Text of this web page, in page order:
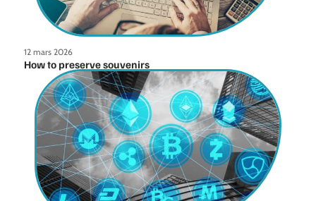
12 mars 2026
How to preserve souvenirs